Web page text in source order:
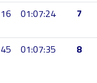
16 01:07:24 7
45 01:07:35 8